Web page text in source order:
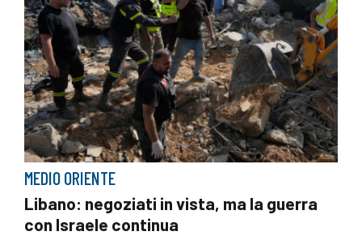
MEDIO ORIENTE
Libano: negoziati in vista, ma la guerra
con Israele continua